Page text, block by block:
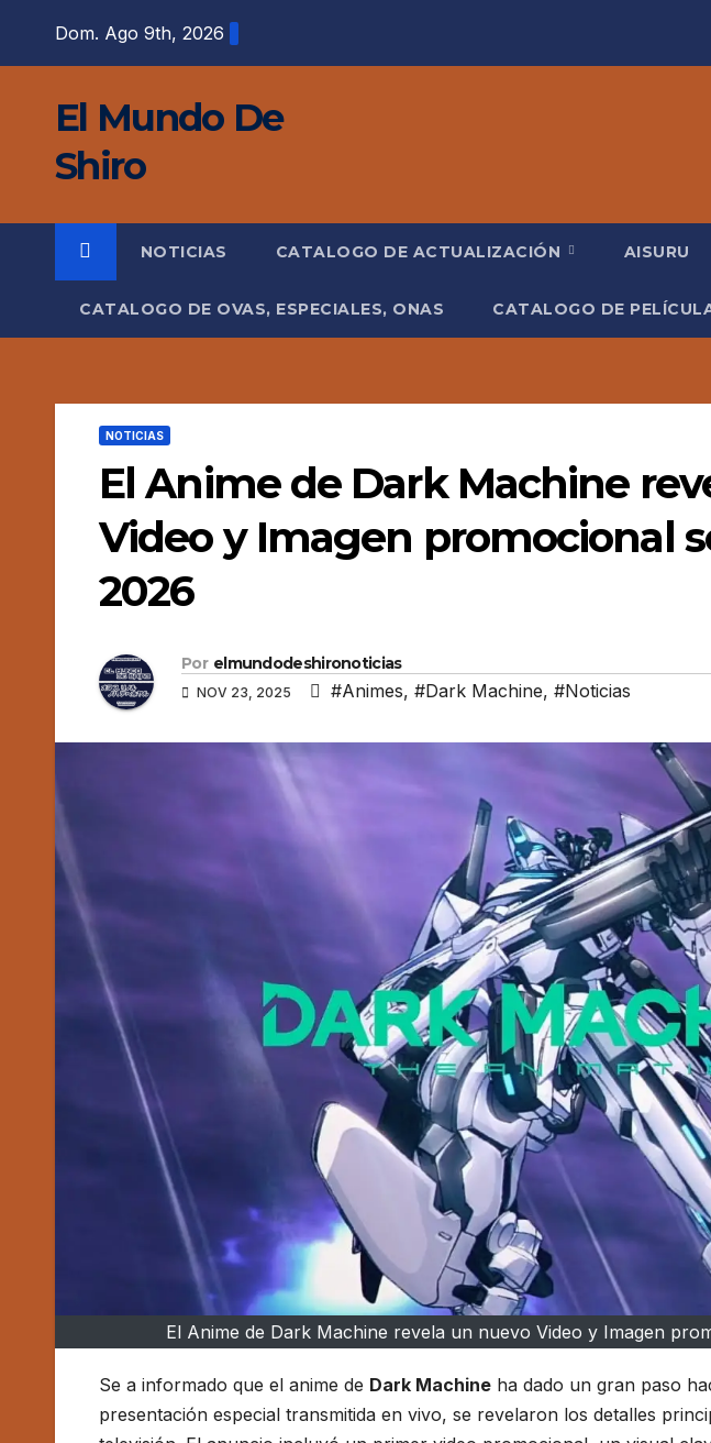
Dom. Ago 9th, 2026
El Mundo De
Shiro
NOTICIAS CATALOGO DE ACTUALIZACIÓN AISURU
CATALOGO DE OVAS, ESPECIALES, ONAS CATALOGO DE
NOTICIAS
El Anime de Dark Machine
Video y Imagen promocional
2026
Por elmundodeshironoticias
NOV 23, 2025 #Animes, #Dark Machine, #Noticias
El Anime de Dark Machine revela un nuevo Video y Imagen
Se a informado que el anime de Dark Machine ha dado un gran paso
presentación especial transmitida en vivo, se revelaron los detalles